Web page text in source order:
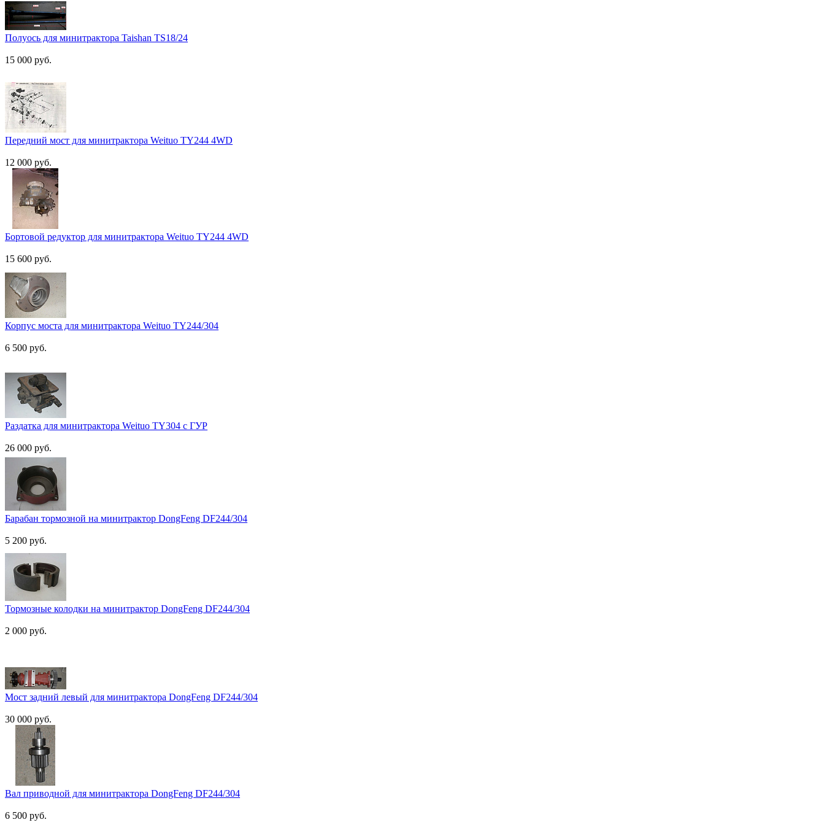
Полуось для минитрактора Taishan TS18/24
15 000 руб.
Передний мост для минитрактора Weituo TY244 4WD
12 000 руб.
Бортовой редуктор для минитрактора Weituo TY244 4WD
15 600 руб.
Корпус моста для минитрактора Weituo TY244/304
6 500 руб.
Раздатка для минитрактора Weituo TY304 с ГУР
26 000 руб.
Барабан тормозной на минитрактор DongFeng DF244/304
5 200 руб.
Тормозные колодки на минитрактор DongFeng DF244/304
2 000 руб.
Мост задний левый для минитрактора DongFeng DF244/304
30 000 руб.
Вал приводной для минитрактора DongFeng DF244/304
6 500 руб.